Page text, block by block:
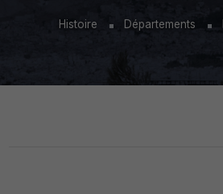
Départements
Histoire